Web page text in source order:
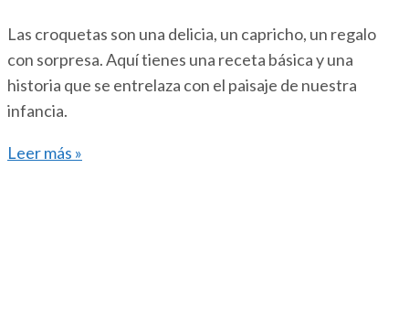
Las croquetas son una delicia, un capricho, un regalo
con sorpresa. Aquí tienes una receta básica y una
historia que se entrelaza con el paisaje de nuestra
infancia.
Leer más »